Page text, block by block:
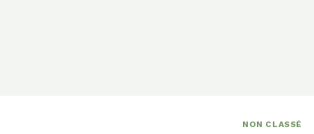
NON CLASSÉ